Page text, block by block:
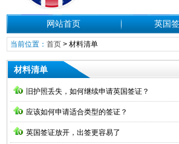
网站首页 英国
当前位置： 首页> 材料清单
材料清单
旧护照丢失，如何继续申请英国签证？
应该如何申请适合类型的签证？
英国签证放开，出签更容易了